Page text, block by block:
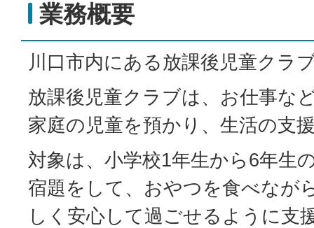
業務概要
川口市内にある放課後児童クラ
放課後児童クラブは、お仕事な
家庭の児童を預かり、生活の支
対象は、小学校1年生から6年生
宿題をして、おやつを食べなが
しく安心して過ごせるように支